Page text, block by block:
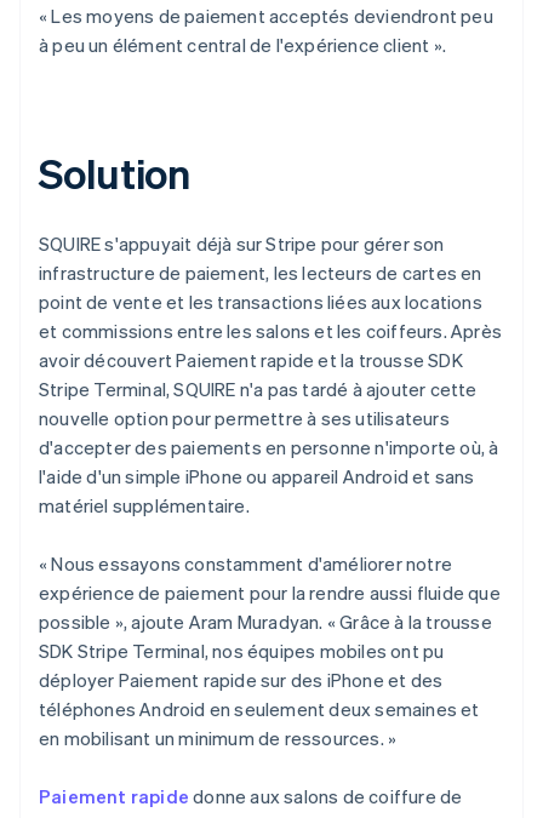
« Les moyens de paiement acceptés deviendront peu
à peu un élément central de l'expérience client ».
Solution
SQUIRE s'appuyait déjà sur Stripe pour gérer son
infrastructure de paiement, les lecteurs de cartes en
point de vente et les transactions liées aux locations
et commissions entre les salons et les coiffeurs. Après
avoir découvert Paiement rapide et la trousse SDK
Stripe Terminal, SQUIRE n'a pas tardé à ajouter cette
nouvelle option pour permettre à ses utilisateurs
d'accepter des paiements en personne n'importe où, à
l'aide d'un simple iPhone ou appareil Android et sans
matériel supplémentaire.
« Nous essayons constamment d'améliorer notre
expérience de paiement pour la rendre aussi fluide que
possible », ajoute Aram Muradyan. « Grâce à la trousse
SDK Stripe Terminal, nos équipes mobiles ont pu
déployer Paiement rapide sur des iPhone et des
téléphones Android en seulement deux semaines et
en mobilisant un minimum de ressources. »
Paiement rapide donne aux salons de coiffure de